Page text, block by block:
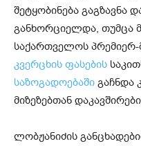
შეტყობინება გაგზავნა
განხორციელდა, თუმცა
საქართველოს პრემიერ-
კვერცხის ფასების
საზოგადოებაში გაჩნდა
მიზეზებთან
ლობჟანიძის